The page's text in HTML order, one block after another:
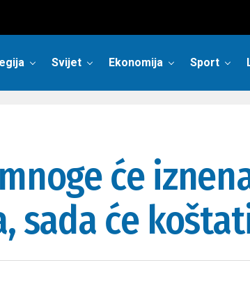
Svijet Ekonomija Sport
će
sada će